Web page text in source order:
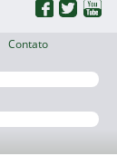
Contato